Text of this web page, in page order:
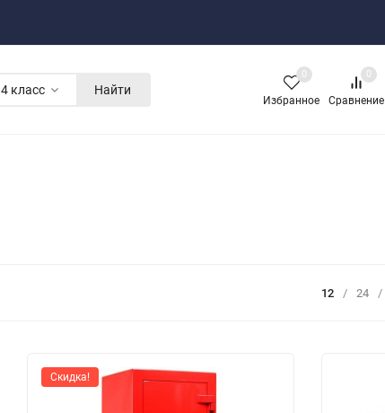
4 класс Найти
Избранное
0
Сравнение
0
12 / 24 /
Скидка!